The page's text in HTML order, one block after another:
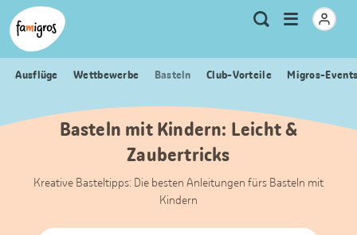
Sprungmarken
Navigation
Header
Logo
Meta
Navigation
Suche
Menu
öffnen
Ausflüge Wettbewerbe Basteln Club-Vorteile Migros-
Basteln mit Kindern: Leicht &
Zaubertricks
Kreative Basteltipps: Die besten Anleitungen fürs Basteln mit
Kindern